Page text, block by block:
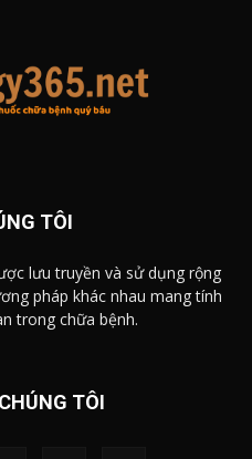
TÔI
lưu truyền và sử dụng rộng
pháp khác nhau mang tính
trong chữa bệnh.
TÔI